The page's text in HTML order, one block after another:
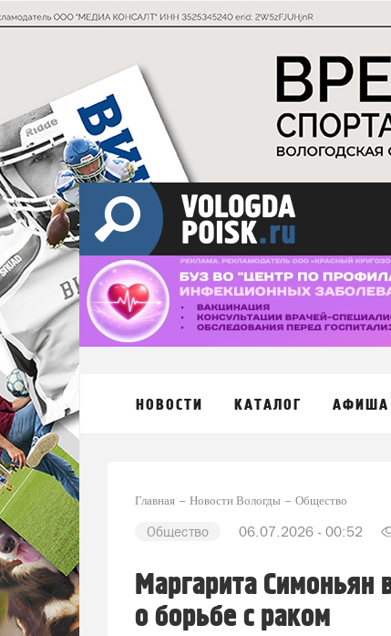
НОВОСТИ КАТАЛОГ АФИША
Главная Новости Вологды Общество
Общество 06.07.2026 - 00:52
Маргарита Симоньян
о борьбе с раком